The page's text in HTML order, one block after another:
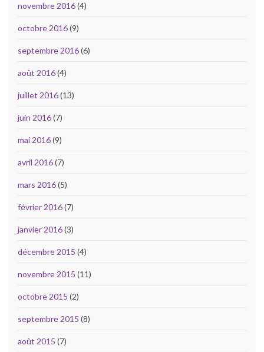
novembre 2016(4)
octobre 2016(9)
septembre 2016(6)
août 2016(4)
juillet 2016(13)
juin 2016(7)
mai 2016(9)
avril 2016(7)
mars 2016(5)
février 2016(7)
janvier 2016(3)
décembre 2015 (4)
novembre 2015 (11)
octobre 2015 (2)
septembre 2015 (8)
août 2015 (7)